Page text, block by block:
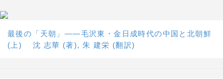
最後の「天朝」――毛沢東・金日成時代の中国と北朝鮮
(上) 沈 志華 (著), 朱 建栄 (翻訳)